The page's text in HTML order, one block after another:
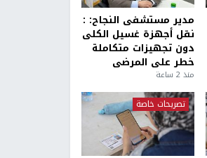
مدير مستشفى النجاح: :
نقل أجهزة غسيل الكلى
دون تجهيزات متكاملة
خطر على المرضى
منذ 2 ساعة
تصريحات خاصة